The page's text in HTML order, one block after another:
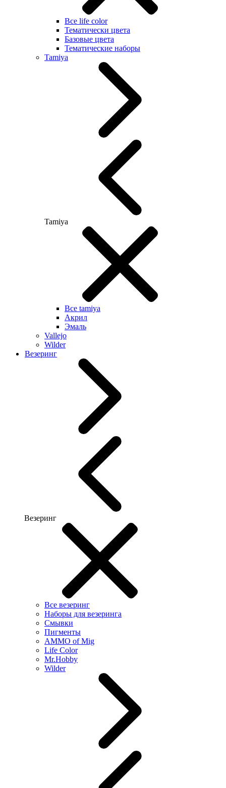
Все life color
Тематически цвета
Базовые цвета
Тематические наборы
Tamiya
Tamiya
Все tamiya
Акрил
Эмаль
Vallejo
Wilder
Везеринг
Везеринг
Все везеринг
Наборы для везеринга
Смывки
Пигменты
AMMO of Mig
Life Color
Mr.Hobby
Wilder